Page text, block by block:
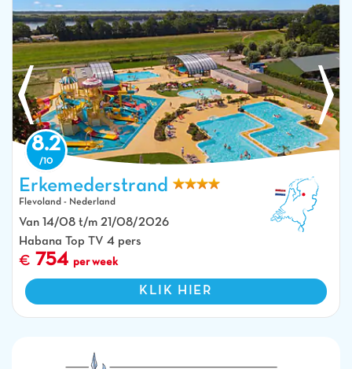
Waterpark met glijbanen en buitenzwembaden op camping CAPFUN
8.2
Erkemederstrand
Flevoland - Nederland
Van 14/08 t/m 21/08/2026
Habana Top TV 4 pers
754 per week
KLIK HIER